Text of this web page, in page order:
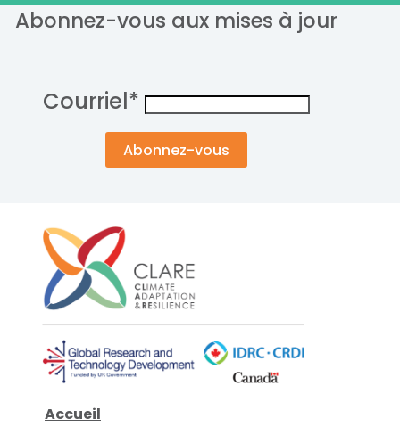
Abonnez-vous aux mises à jour
Courriel*
Accueil